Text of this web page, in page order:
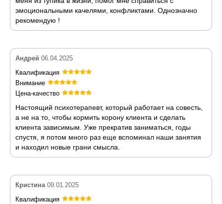
эмоциональными качелями, конфликтами. Однозначно
рекомендую !
Андрей 06.04.2025
Квалификация
Внимание
Цена-качество
Настоящий психотерапевт, который работает на совесть,
а не на то, чтобы кормить корону клиента и сделать
клиента зависимым. Уже прекратив заниматься, годы
спустя, я потом много раз еще вспоминал наши занятия
и находил новые грани смысла.
Кристина 09.01.2025
Квалификация